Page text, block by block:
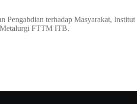
Pengabdian terhadap Masyarakat,
FTTM ITB.